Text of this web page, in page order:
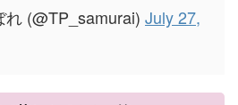
(@TP_samurai) July 27,